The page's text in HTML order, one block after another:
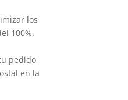
los
100%.
pedido
en la